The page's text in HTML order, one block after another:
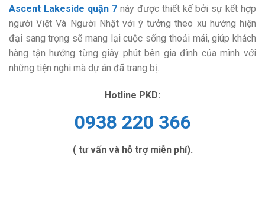
Ascent Lakeside quận 7 này được thiết kế bởi sự kết hợp
người Việt Và Người Nhật với ý tưởng theo xu hướng hiện
đại sang trọng sẽ mang lại cuộc sống thoải mái, giúp khách
hàng tận hưởng từng giây phút bên gia đình của mình với
những tiện nghi mà dự án đã trang bị.
Hotline PKD:
0938 220 366
( tư vấn và hỗ trợ miễn phí).